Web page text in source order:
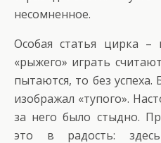
несомненное.
Особая статья цирка
«рыжего» играть
пытаются, то без успеха.
изображал «тупого».
за него было стыдно.
это в радость: